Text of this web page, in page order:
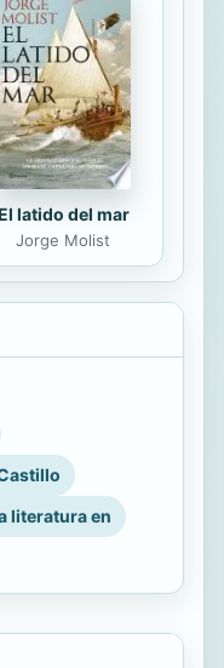
latido del mar
Jorge Molist
literatura en